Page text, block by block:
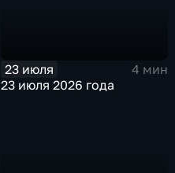
23 июля
4 мин
23 июля 2026 года